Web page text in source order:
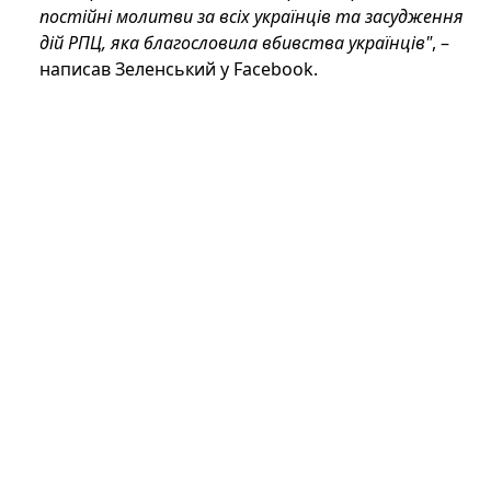
постійні молитви за всіх українців та засудження
дій РПЦ, яка благословила вбивства українців", –
написав Зеленський у Facebook.